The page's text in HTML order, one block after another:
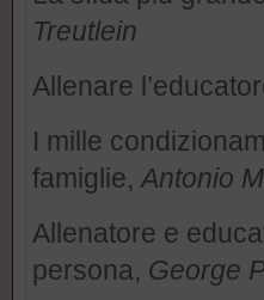
Treutlein
Allenare
I mille
famiglie, Antonio
Allenatore e
persona, George